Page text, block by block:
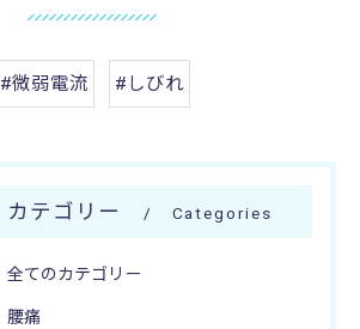
#微弱電流 #しびれ
カテゴリー Categories
全てのカテゴリー
腰痛